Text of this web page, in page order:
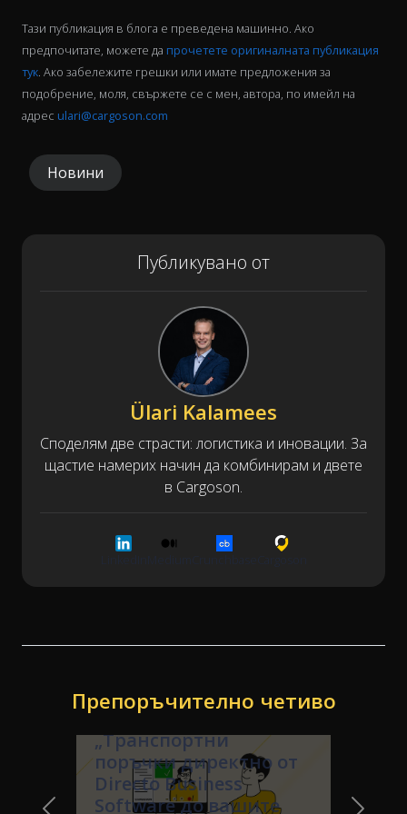
Тази публикация в блога е преведена машинно. Ако
предпочитате, можете да прочетете оригиналната публикация
тук. Ако забележите грешки или имате предложения за
подобрение, моля, свържете се с мен, автора, по имейл на
адрес ulari@cargoson.com
Новини
Публикувано от
Ülari Kalamees
Споделям две страсти: логистика и иновации. За
щастие намерих начин да комбинирам и двете
в Cargoson.
Medium
Препоръчително четиво
Уебинар
„Транспортни
поръчки директно от
Directo Business
Software до вашите